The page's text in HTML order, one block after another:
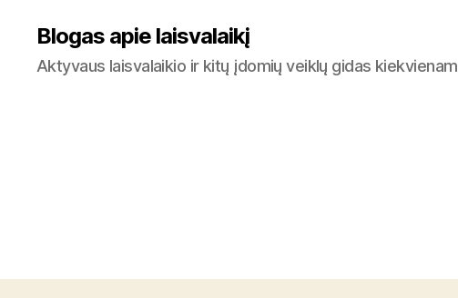
Blogas apie laisvalaikį
Aktyvaus laisvalaikio ir kitų įdomių veiklų gidas kiekvienam